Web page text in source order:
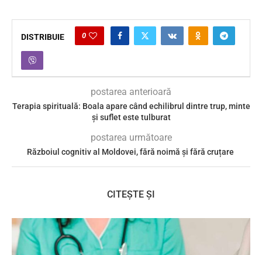
DISTRIBUIE 0
postarea anterioară
Terapia spirituală: Boala apare când echilibrul dintre trup, minte
și suflet este tulburat
postarea următoare
Războiul cognitiv al Moldovei, fără noimă și fără cruțare
CITEȘTE ȘI